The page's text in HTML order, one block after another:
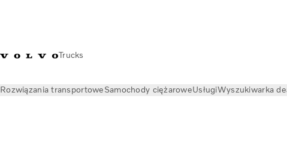
Trucks
Rozwiązania transportoweSamochody ciężaroweUsługiWyszukiwarka